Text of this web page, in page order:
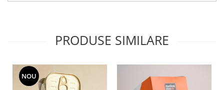
PRODUSE SIMILARE
NOU